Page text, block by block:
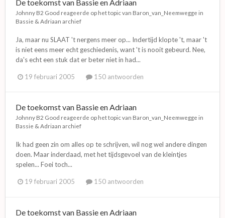
De toekomst van Bassie en Adriaan
Johnny B2 Good reageerde op het topic van Baron_van_Neemwegge in
Bassie & Adriaan archief
Ja, maar nu SLAAT 't nergens meer op... Indertijd klopte 't, maar 't
is niet eens meer echt geschiedenis, want 't is nooit gebeurd. Nee,
da's echt een stuk dat er beter niet in had...
19 februari 2005 150 antwoorden
De toekomst van Bassie en Adriaan
Johnny B2 Good reageerde op het topic van Baron_van_Neemwegge in
Bassie & Adriaan archief
Ik had geen zin om alles op te schrijven, wil nog wel andere dingen
doen. Maar inderdaad, met het tijdsgevoel van de kleintjes
spelen... Foei toch...
19 februari 2005 150 antwoorden
De toekomst van Bassie en Adriaan